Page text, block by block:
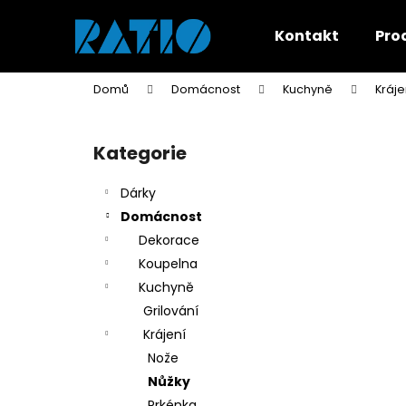
Kontakt
Domů Domácnost Kuchyně
Přeskočit
kategorie
Kategorie
Dárky
Domácnost
Dekorace
Koupelna
Kuchyně
Grilování
Krájení
Nože
Nůžky
í
Zpět
do
obchodu
Zpět
do
obchodu